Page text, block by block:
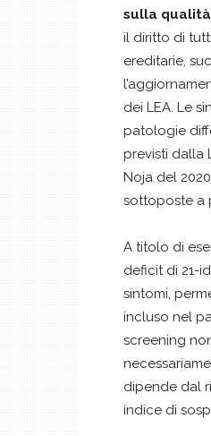
sulla
il diritto di
ereditarie,
dei LEA. Le
patologie
previsti dalla
Noja del
sottoposte a
A titolo di
deficit di 21-
sintomi,
incluso nel
screening
dipende dal
indice di